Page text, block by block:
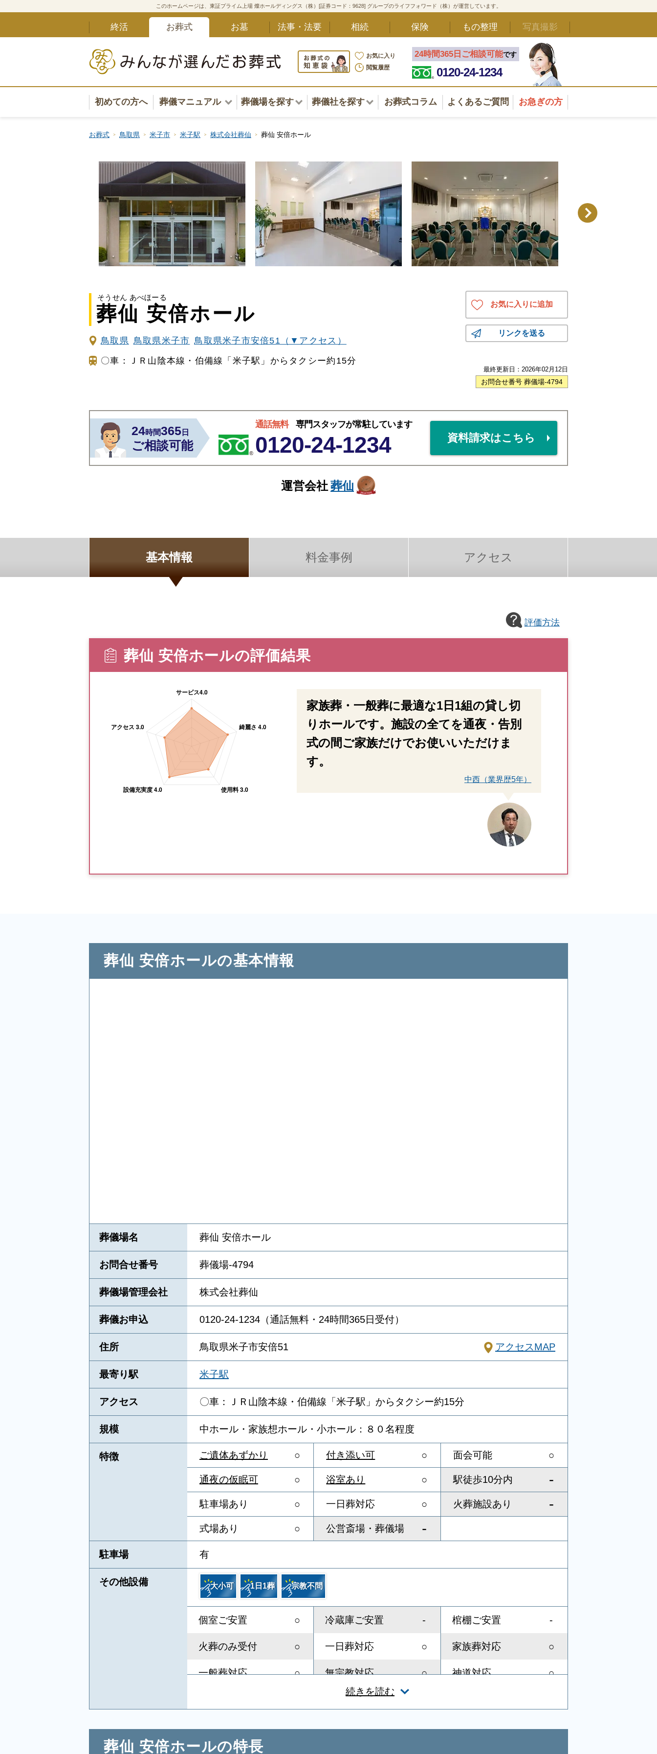
このホームページは、東証プライム上場 燦ホールディングス（株）[証券コード：9628] グループのライフフォワード（株）が運営しています。
終活 お葬式 お墓 法事・法要 相続 保険 もの整理 写真撮影
お気に入り
閲覧履歴
24時間365日ご相談可能です
0120-24-1234
初めての方へ 葬儀マニュアル
葬儀マニュアル一覧
葬儀の準備〜葬儀後まで
葬儀の選び方
家族葬とは
葬儀費用の平均相場
葬儀場を探す
北海道
中部・東海
関西
中国・四国
葬儀社を探す
関東
中部・東海
関西
お葬式コラム よくあるご質問 お急ぎの方
お葬式 鳥取県 米子市 米子駅 株式会社葬仙 葬仙 安倍ホール
そうせん あべほーる
葬仙 安倍ホール
鳥取県 鳥取県米子市 鳥取県米子市安倍51（▼アクセス）
〇車：ＪＲ山陰本線・伯備線「米子駅」からタクシー約15分
お気に入りに追加
リンクを送る
最終更新日： 2026年02月12日
お問合せ番号 葬儀場-4794
24時間365日
ご相談可能
通話無料 専門スタッフが常駐しています
0120-24-1234 資料請求はこちら
運営会社葬仙
基本情報 料金事例 アクセス
葬仙 安倍ホールの評価結果
評価方法
家族葬・一般葬に最適な1日1組の貸し切
りホールです。施設の全てを通夜・告別
式の間ご家族だけでお使いいただけま
す。
中西（業界歴5年）
葬仙 安倍ホールの基本情報
葬儀場名 葬仙 安倍ホール
お問合せ番号 葬儀場-4794
葬儀場管理会社 株式会社葬仙
葬儀お申込 0120-24-1234（通話無料・24時間365日受付）
住所 鳥取県米子市安倍51 アクセスMAP
最寄り駅 米子駅
アクセス 〇車：ＪＲ山陰本線・伯備線「米子駅」からタクシー約15分
規模 中ホール・家族想ホール・小ホール：８０名程度
特徴 ご遺体あずかり ○ 付き添い可 ○ 面会可能 ○
通夜の仮眠可 ○ 浴室あり ○ 駅徒歩10分内 -
駐車場あり ○ 一日葬対応 ○ 火葬施設あり -
式場あり ○ 公営斎場・葬儀場 -
駐車場 有
その他設備 大小可 1日1葬 宗教不問
続きを読む
個室ご安置 ○ 冷蔵庫ご安置 - 棺棚ご安置 -
火葬のみ受付 ○ 一日葬対応 ○ 家族葬対応 ○
一般葬対応 ○ 無宗教対応 ○ 神道対応 ○
友人葬対応
葬仙 安倍ホールの特長